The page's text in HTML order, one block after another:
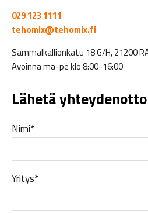
029 123 1111
tehomix@tehomix.fi
Sammalkallionkatu 18 G/H, 21200
Avoinna ma-pe klo 8:00-16:00
Lähetä
Nimi*
Yritys*